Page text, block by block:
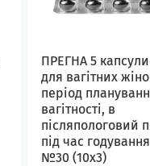
ПРЕГНА 5
для вагітних
період
вагітності, в
післяпологовий
під час
№30 (10х3)